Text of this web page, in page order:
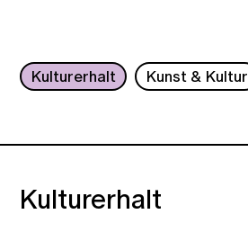
Kulturerhalt Kunst & Kultur
Kulturerhalt